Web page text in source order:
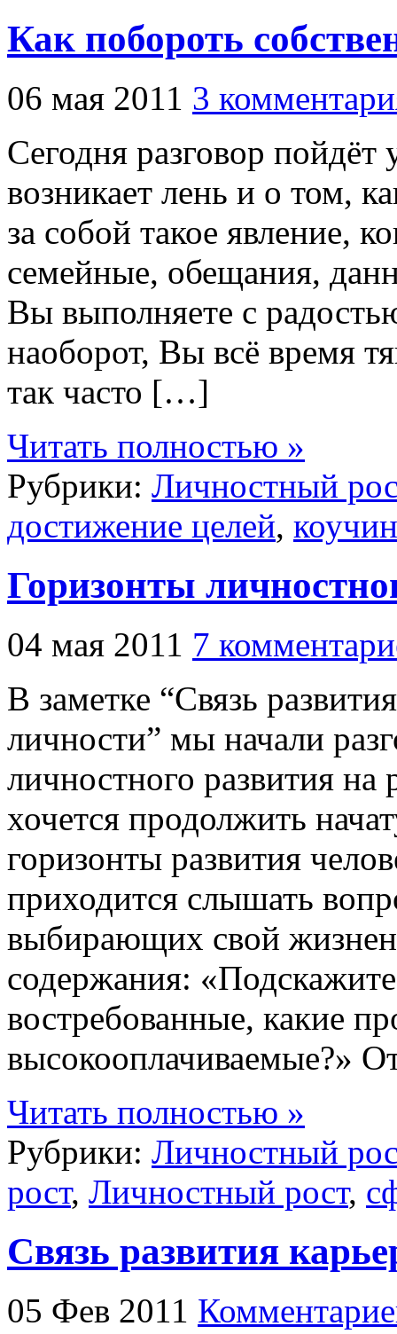
Как побороть
06 мая 2011 3
Сегодня разговор
возникает лень и о том,
за собой такое явление,
семейные, обещания,
Вы выполняете с
наоборот, Вы всё время
так часто […]
Читать полностью »
Рубрики: Личностный
достижение целей,
Горизонты
04 мая 2011 7
В заметке “Связь
личности” мы начали
личностного развития на
хочется продолжить
горизонты развития
приходится слышать
выбирающих свой
содержания:
востребованные, какие
высокооплачиваемые?»
Читать полностью »
Рубрики: Личностный
рост, Личностный рост,
Связь развития
05 Фев 2011